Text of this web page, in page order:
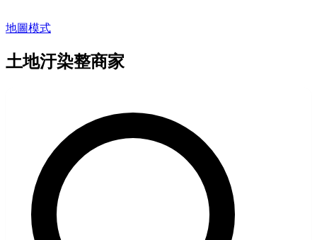
地圖模式
土地汙染整商家